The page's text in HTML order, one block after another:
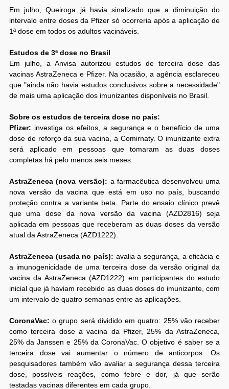
Em julho, Queiroga já havia sinalizado que a diminuição do
intervalo entre doses da Pfizer só ocorreria após a aplicação de
1ª dose em todos os adultos vacináveis.
Estudos de 3ª dose no Brasil
Em julho, a Anvisa autorizou estudos de terceira dose das
vacinas AstraZeneca e Pfizer. Na ocasião, a agência esclareceu
que "ainda não havia estudos conclusivos sobre a necessidade"
de mais uma aplicação dos imunizantes disponíveis no Brasil.
Sobre os estudos de terceira dose no país:
Pfizer: investiga os efeitos, a segurança e o benefício de uma
dose de reforço da sua vacina, a Comirnaty. O imunizante extra
será aplicado em pessoas que tomaram as duas doses
completas há pelo menos seis meses.
AstraZeneca (nova versão): a farmacêutica desenvolveu uma
nova versão da vacina que está em uso no país, buscando
proteção contra a variante beta. Parte do ensaio clínico prevê
que uma dose da nova versão da vacina (AZD2816) seja
aplicada em pessoas que receberam as duas doses da versão
atual da AstraZeneca (AZD1222).
AstraZeneca (usada no país): avalia a segurança, a eficácia e
a imunogenicidade de uma terceira dose da versão original da
vacina da AstraZeneca (AZD1222) em participantes do estudo
inicial que já haviam recebido as duas doses do imunizante, com
um intervalo de quatro semanas entre as aplicações.
CoronaVac:o grupo será dividido em quatro: 25% vão receber
como terceira dose a vacina da Pfizer, 25% da AstraZeneca,
25% da Janssen e 25% da CoronaVac. O objetivo é saber se a
terceira dose vai aumentar o número de anticorpos. Os
pesquisadores também vão avaliar a segurança dessa terceira
dose, possíveis reações, como febre e dor, já que serão
testadas vacinas diferentes em cada grupo.